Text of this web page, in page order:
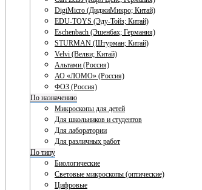
DigiMicro (ДиджиМикро; Китай)
EDU-TOYS (Эду-Тойз; Китай)
Eschenbach (Эшенбах; Германия)
STURMAN (Штурман; Китай)
Velvi (Велви; Китай)
Альтами (Россия)
АО «ЛОМО» (Россия)
ФОЗ (Россия)
По назначению
Микроскопы для детей
Для школьников и студентов
Для лаборатории
Для различных работ
По типу
Биологические
Световые микроскопы (оптические)
Цифровые